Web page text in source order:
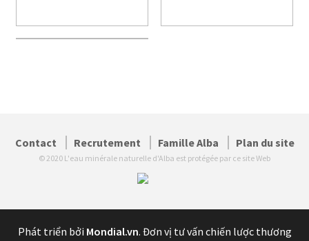
Contact Recrutement Famille Alba Plan du site
© 2020 L'eau minérale naturelle d'Alba est protégée par ce site Web
Phát triển bởi Mondial.vn. Đơn vị tư vấn chiến lược thương